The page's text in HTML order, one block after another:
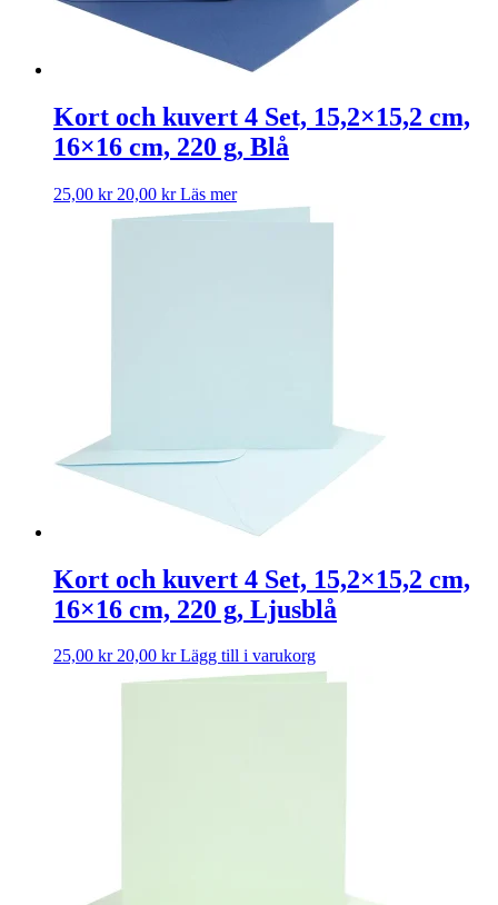
Kort och kuvert 4 Set, 15,2×15,2 cm,
16×16 cm, 220 g, Blå
25,00 kr 20,00 kr Läs mer
Kort och kuvert 4 Set, 15,2×15,2 cm,
16×16 cm, 220 g, Ljusblå
25,00 kr 20,00 kr Lägg till i varukorg